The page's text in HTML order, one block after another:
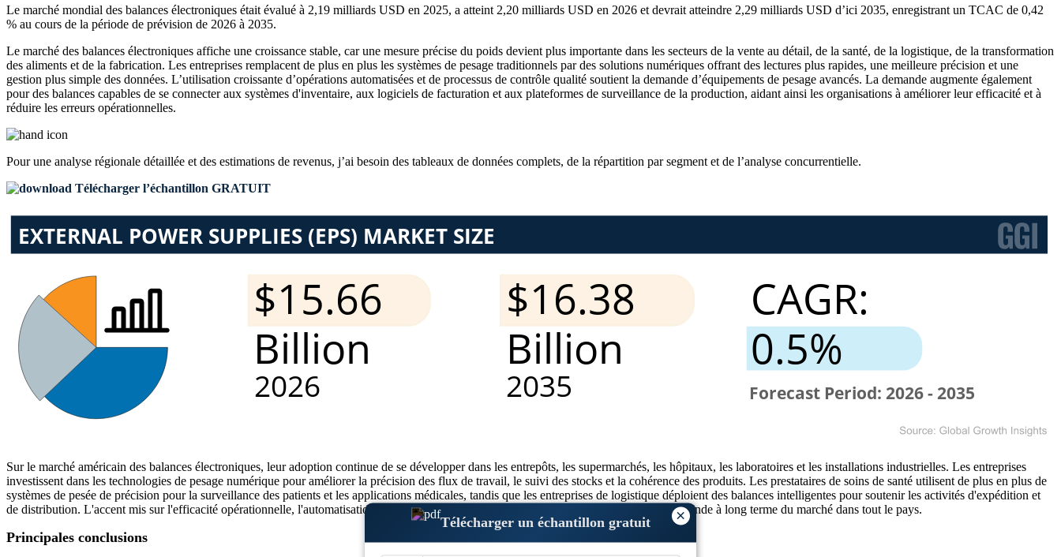
×
Télécharger un échantillon gratuit
Le marché mondial des balances électroniques était évalué à 2,19 milliards USD en 2025, a atteint 2,20 milliards USD en 2026 et devrait atteindre 2,29 milliards USD d’ici 2035, enregistrant un TCAC de 0,42
% au cours de la période de prévision de 2026 à 2035.
Le marché des balances électroniques affiche une croissance stable, car une mesure précise du poids devient plus importante dans les secteurs de la vente au détail, de la santé, de la logistique, de la transformation
des aliments et de la fabrication. Les entreprises remplacent de plus en plus les systèmes de pesage traditionnels par des solutions numériques offrant des lectures plus rapides, une meilleure précision et une
gestion plus simple des données. L’utilisation croissante d’opérations automatisées et de processus de contrôle qualité soutient la demande d’équipements de pesage avancés. La demande augmente également
pour des balances capables de se connecter aux systèmes d'inventaire, aux logiciels de facturation et aux plateformes de surveillance de la production, aidant ainsi les organisations à améliorer leur efficacité et à
réduire les erreurs opérationnelles.
Pour une analyse régionale détaillée et des estimations de revenus, j’ai besoin des tableaux de données complets, de la répartition par segment et de l’analyse concurrentielle.
Télécharger l’échantillon GRATUIT
Sur le marché américain des balances électroniques, leur adoption continue de se développer dans les entrepôts, les supermarchés, les hôpitaux, les laboratoires et les installations industrielles. Les entreprises
investissent dans les technologies de pesage numérique pour améliorer la précision des flux de travail, le suivi des stocks et la cohérence des produits. Les prestataires de soins de santé utilisent de plus en plus de
systèmes de pesée de précision pour la surveillance des patients et les applications médicales, tandis que les entreprises de logistique déploient des balances intelligentes pour soutenir les activités d'expédition et
de distribution. L'accent mis sur l'efficacité opérationnelle, l'automatisation et le respect des normes de mesure continue de soutenir la demande à long terme du marché dans tout le pays.
Principales conclusions